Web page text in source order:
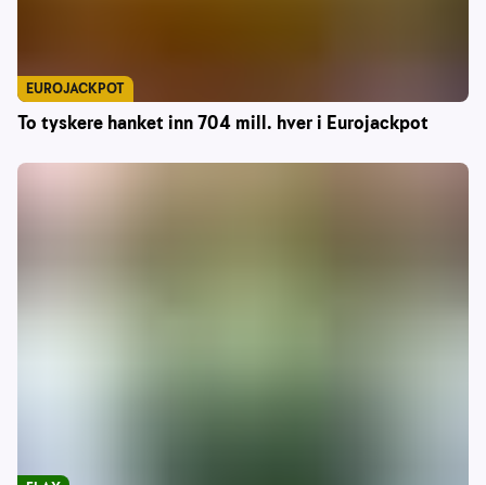
To tyskere hanket inn 704 mill. hver i Eurojackpot
EUROJACKPOT